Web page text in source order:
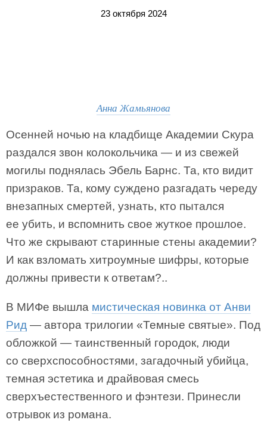
23 октября 2024
Анна Жамьянова
Осенней ночью на кладбище Академии Скура
раздался звон колокольчика — и из свежей
могилы поднялась Эбель Барнс. Та, кто видит
призраков. Та, кому суждено разгадать череду
внезапных смертей, узнать, кто пытался
ее убить, и вспомнить свое жуткое прошлое.
Что же скрывают старинные стены академии?
И как взломать хитроумные шифры, которые
должны привести к ответам?..
В МИФе вышла мистическая новинка от Анви
Рид — автора трилогии «Темные святые». Под
обложкой — таинственный городок, люди
со сверхспособностями, загадочный убийца,
темная эстетика и драйвовая смесь
сверхъестественного и фэнтези. Принесли
отрывок из романа.